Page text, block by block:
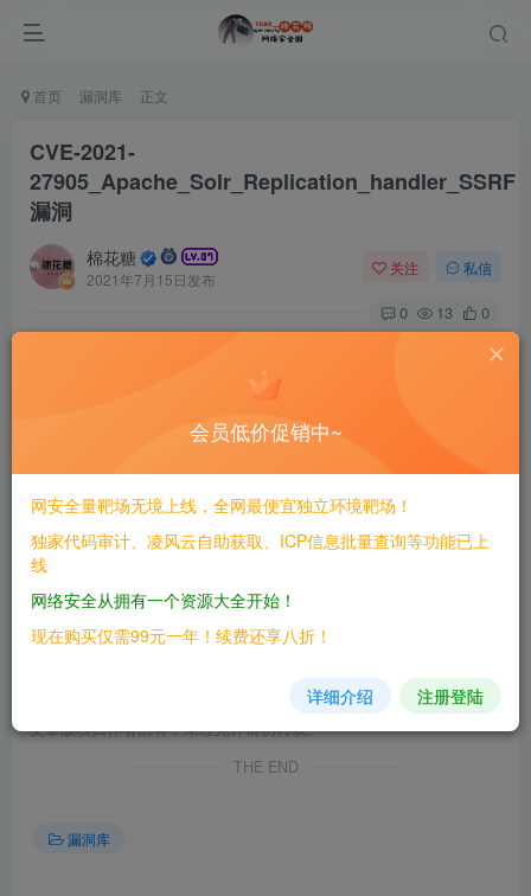
首页 漏洞库 正文
CVE-2021-
27905_Apache_Solr_Replication_handler_SSRF
漏洞
棉花糖
2021年7月15日发布
关注 私信
0 13 0
==POC==
GET /solr/test/
HOST:target
HOST:target
文章版权归作者所有，未经允许请勿转载。
THE END
漏洞库
会员低价促销中~
网安全量靶场无境上线，全网最便宜独立环境靶场！
独家代码审计、凌风云自助获取、ICP信息批量查询等功能已上
线
网络安全从拥有一个资源大全开始！
现在购买仅需99元一年！续费还享八折！
详细介绍 注册登陆